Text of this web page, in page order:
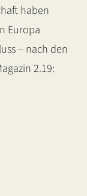
haben
Europa
– nach den
2.19: